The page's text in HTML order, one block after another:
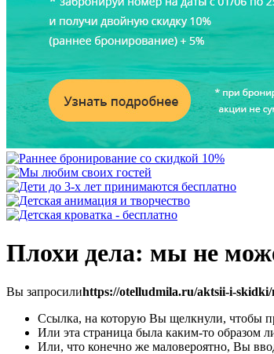
Плохи дела: мы не
Вы запросилиhttps://otelludmila.ru/aktsii-i-
Ссылка, на которую Вы щелкнули, чтобы
Или эта страница была каким-то образом
Или, что конечно же маловероятно, Вы